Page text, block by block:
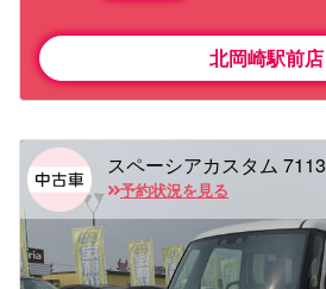
北岡崎駅前店
スペーシアカスタム 7113
予約状況を見る